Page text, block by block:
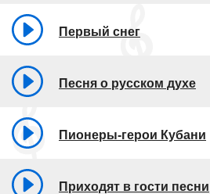
Первый снег
Песня о русском духе
Пионеры-герои Кубани
Приходят в гости песни